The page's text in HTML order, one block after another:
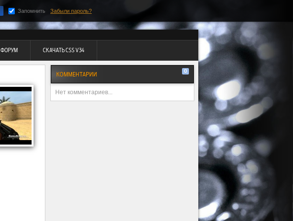
Запомнить Забыли пароль?
ФОРУМ СКАЧАТЬ CSS V34
КОММЕНТАРИИ 0
Нет комментариев...